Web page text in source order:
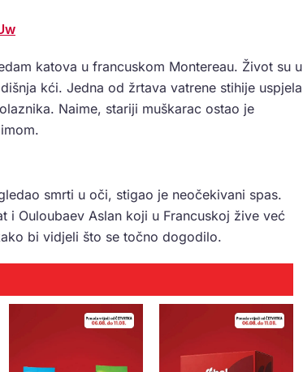
katova u francuskom Montereau. Život su u
kći. Jedna od žrtava vatrene stihije uspjela
Naime, stariji muškarac ostao je
smrti u oči, stigao je neočekivani spas.
i Ouloubaev Aslan koji u Francuskoj žive već
bi vidjeli što se točno dogodilo.